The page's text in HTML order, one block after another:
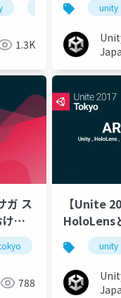
unity3d
1.3K
Photon
unity
ガ ス
る
788
【Unite
HoloLens
る3Dソリ
Cloud」
unity